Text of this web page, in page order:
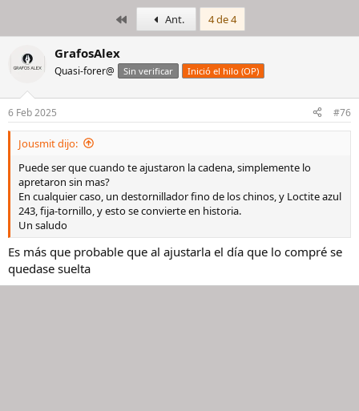
c
a
o
r
d
e
l
h
i
l
o
h
a
e
i
c
i
o
PrimeroAnt. 4 de 4
GrafosAlex
Quasi-forer@ Sin verificar Inició el hilo (OP)
6 Feb 2025 #76
Jousmit dijo:
Puede ser que cuando te ajustaron la cadena, simplemente lo
apretaron sin mas?
En cualquier caso, un destornillador fino de los chinos, y Loctite azul
243, fija-tornillo, y esto se convierte en historia.
Un saludo
Es más que probable que al ajustarla el día que lo compré se
quedase suelta